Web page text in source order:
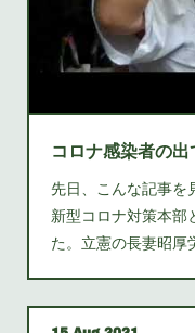
先日、こんな記事を
新型コロナ対策本部
た。立憲の長妻昭